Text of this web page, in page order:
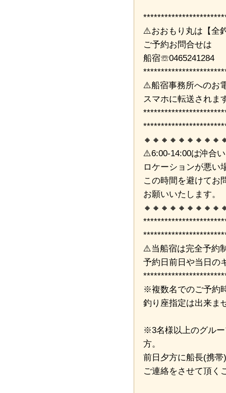
⚠️おおもり丸は【全
ご予約お問合せは
船宿☏0465241284
⚠️船宿事務所へのお
スマホに転送されま
⚠️6:00-14:00は沖合
ロケーションが悪い
この時間を避けてお
お願いいたします。
⚠️当船宿は完全予約
予約日前日や当日の
※複数名でのご予約
釣り座指定は出来ま
※3名様以上のグル
方。
前日夕方に船長(携
ご連絡をさせて頂く